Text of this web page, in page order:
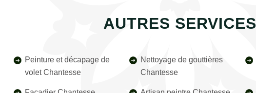
AUTRES SERVICES
Peinture et décapage de
volet Chantesse
Nettoyage de gouttières
Chantesse